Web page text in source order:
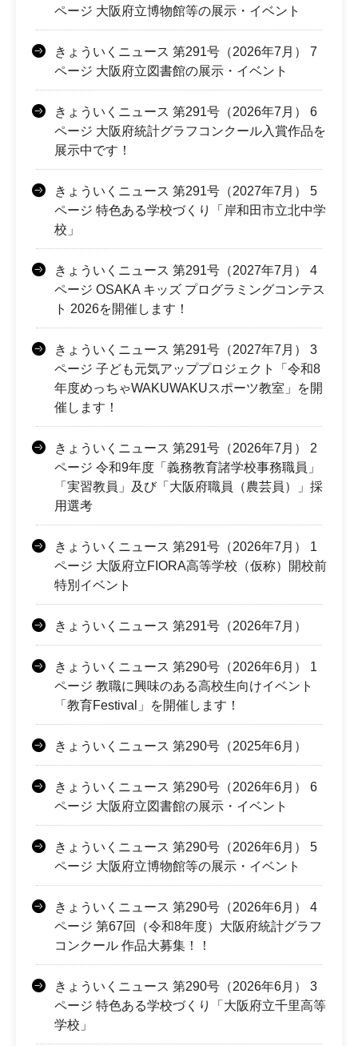
ページ 大阪府立博物館等の展示・イベント
きょういくニュース 第291号（2026年7月） 7
ページ 大阪府立図書館の展示・イベント
きょういくニュース 第291号（2026年7月） 6
ページ 大阪府統計グラフコンクール入賞作品を
展示中です！
きょういくニュース 第291号（2027年7月） 5
ページ 特色ある学校づくり「岸和田市立北中学
校」
きょういくニュース 第291号（2027年7月） 4
ページ OSAKA キッズ プログラミングコンテス
ト 2026を開催します！
きょういくニュース 第291号（2027年7月） 3
ページ 子ども元気アッププロジェクト「令和8
年度めっちゃWAKUWAKUスポーツ教室」を開
催します！
きょういくニュース 第291号（2026年7月） 2
ページ 令和9年度「義務教育諸学校事務職員」
「実習教員」及び「大阪府職員（農芸員）」採
用選考
きょういくニュース 第291号（2026年7月） 1
ページ 大阪府立FIORA高等学校（仮称）開校前
特別イベント
きょういくニュース 第291号（2026年7月）
きょういくニュース 第290号（2026年6月） 1
ページ 教職に興味のある高校生向けイベント
「教育Festival」を開催します！
きょういくニュース 第290号（2025年6月）
きょういくニュース 第290号（2026年6月） 6
ページ 大阪府立図書館の展示・イベント
きょういくニュース 第290号（2026年6月） 5
ページ 大阪府立博物館等の展示・イベント
きょういくニュース 第290号（2026年6月） 4
ページ 第67回（令和8年度）大阪府統計グラフ
コンクール 作品大募集！！
きょういくニュース 第290号（2026年6月） 3
ページ 特色ある学校づくり「大阪府立千里高等
学校」